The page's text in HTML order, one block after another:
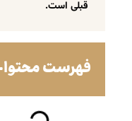
قبلی است.
فهرست محتوا